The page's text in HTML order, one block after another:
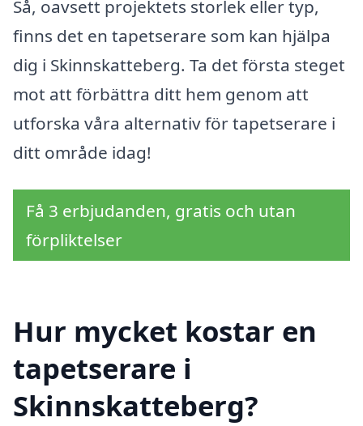
Så, oavsett projektets storlek eller typ,
finns det en tapetserare som kan hjälpa
dig i Skinnskatteberg. Ta det första steget
mot att förbättra ditt hem genom att
utforska våra alternativ för tapetserare i
ditt område idag!
Få 3 erbjudanden, gratis och utan
förpliktelser
Hur mycket kostar en
tapetserare i
Skinnskatteberg?